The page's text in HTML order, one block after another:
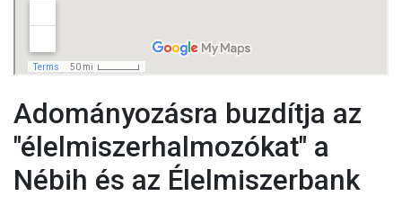
Adományozásra buzdítja az
"élelmiszerhalmozókat" a
Nébih és az Élelmiszerbank